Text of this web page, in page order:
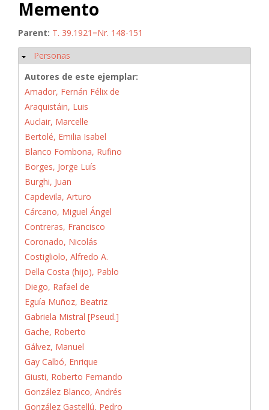
Memento
Parent: T. 39.1921=Nr. 148-151
Ocultar
Personas
Autores de este ejemplar:
Amador, Fernán Félix de
Araquistáin, Luis
Auclair, Marcelle
Bertolé, Emilia Isabel
Blanco Fombona, Rufino
Borges, Jorge Luís
Burghi, Juan
Capdevila, Arturo
Cárcano, Miguel Ángel
Contreras, Francisco
Coronado, Nicolás
Costigliolo, Alfredo A.
Della Costa (hijo), Pablo
Diego, Rafael de
Eguía Muñoz, Beatriz
Gabriela Mistral [Pseud.]
Gache, Roberto
Gálvez, Manuel
Gay Calbó, Enrique
Giusti, Roberto Fernando
González Blanco, Andrés
González Gastellú, Pedro